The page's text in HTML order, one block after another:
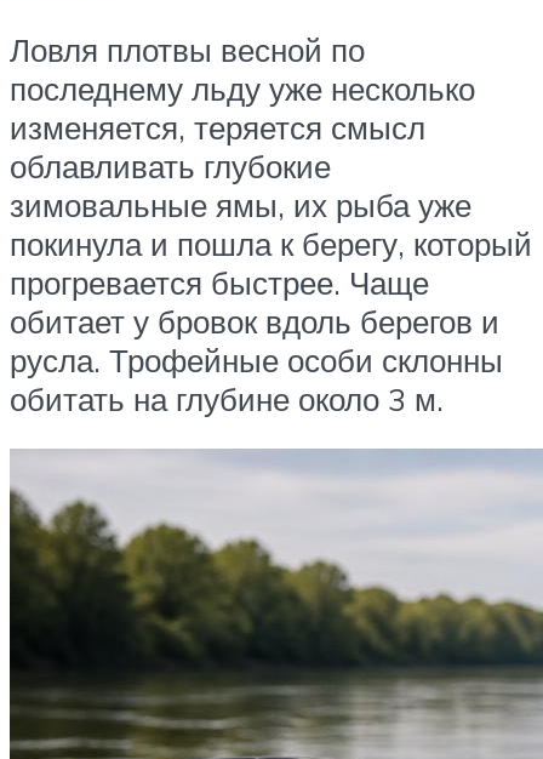
Ловля плотвы весной по
последнему льду уже несколько
изменяется, теряется смысл
облавливать глубокие
зимовальные ямы, их рыба уже
покинула и пошла к берегу, который
прогревается быстрее. Чаще
обитает у бровок вдоль берегов и
русла. Трофейные особи склонны
обитать на глубине около 3 м.